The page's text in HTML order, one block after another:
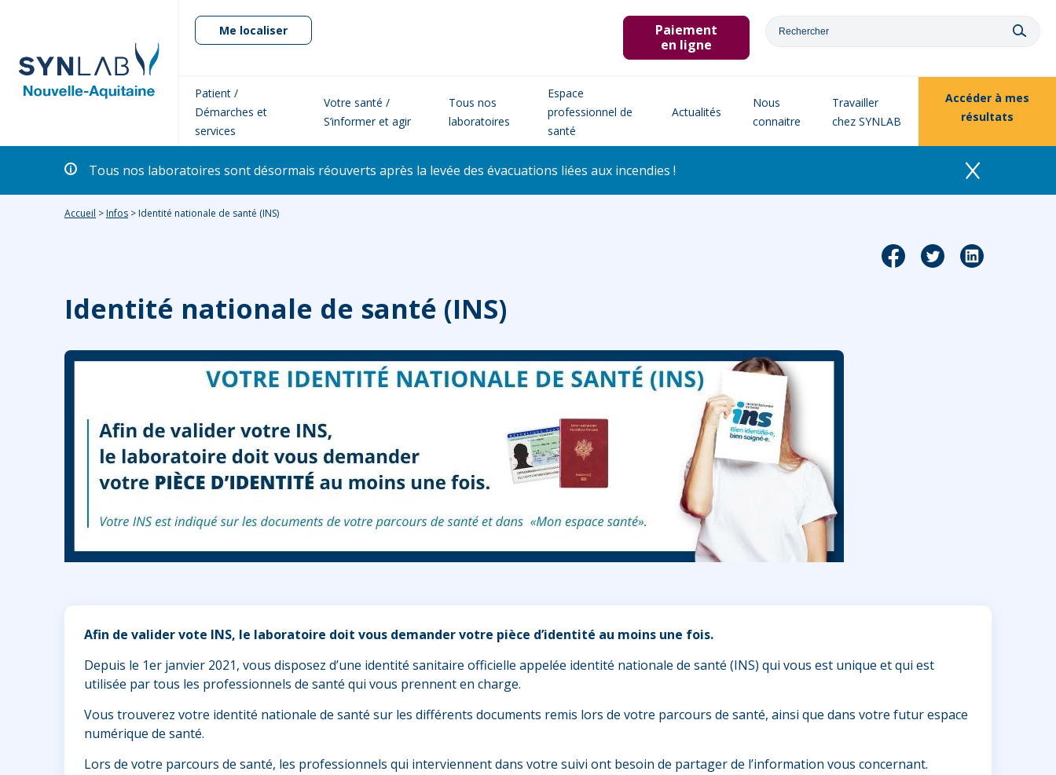
Me localiser
Paiement
en ligne
Patient /
Démarches et
services
Votre santé /
S’informer et agir
Tous nos
laboratoires
Espace
professionnel de
santé
Actualités
Nous
connaitre
Travailler
chez SYNLAB
Accéder à mes
résultats
Tous nos laboratoires sont désormais réouverts après la levée des évacuations liées aux incendies !
Accueil > Infos > Identité nationale de santé (INS)
Identité nationale de santé (INS)
Afin de valider vote INS, le laboratoire doit vous demander votre pièce d’identité au moins une fois.
Depuis le 1er janvier 2021, vous disposez d’une identité sanitaire officielle appelée identité nationale de santé (INS) qui vous est unique et qui est
utilisée par tous les professionnels de santé qui vous prennent en charge.
Vous trouverez votre identité nationale de santé sur les différents documents remis lors de votre parcours de santé, ainsi que dans votre futur espace
numérique de santé.
Lors de votre parcours de santé, les professionnels qui interviennent dans votre suivi ont besoin de partager de l’information vous concernant.